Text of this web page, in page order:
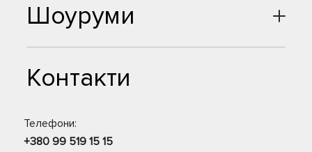
Шоуруми
Контакти
Телефони:
+380 99 519 15 15